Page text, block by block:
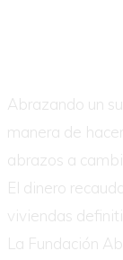
Abrazando un
manera de
abrazos a
El dinero
viviendas
La Fundación